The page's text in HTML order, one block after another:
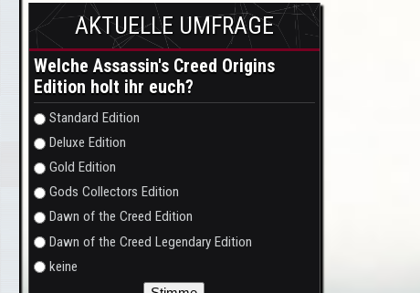
AKTUELLE UMFRAGE
Welche Assassin's Creed Origins
Edition holt ihr euch?
Auswahlmöglichkeiten
Standard Edition
Deluxe Edition
Gold Edition
Gods Collectors Edition
Dawn of the Creed Edition
Dawn of the Creed Legendary Edition
keine